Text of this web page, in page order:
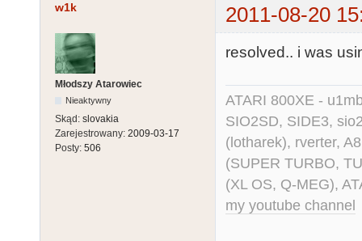
w1k 2011-08-20
Młodszy Atarowiec
Nieaktywny
Skąd: slovakia
Zarejestrowany: 2009-03-17
Posty: 506
resolved.. i was
ATARI 800XE -
SIO2SD, SIDE3,
(lotharek), rverter,
(SUPER TURBO,
(XL OS, Q-MEG),
my youtube channel